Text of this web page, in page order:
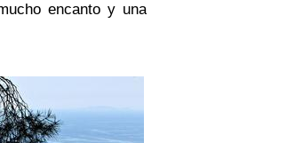
encanto y una